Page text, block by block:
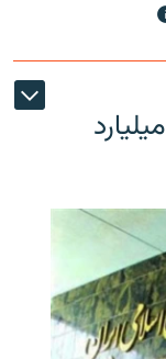
بانک مرکزی ایران گم شدن ۹ میلیارد